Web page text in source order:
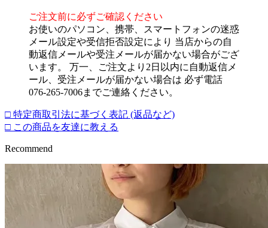
ご注文前に必ずご確認ください
お使いのパソコン、携帯、スマートフォンの迷惑
メール設定や受信拒否設定により 当店からの自
動返信メールや受注メールが届かない場合がござ
います。 万一、ご注文より2日以内に自動返信メ
ール、受注メールが届かない場合は 必ず電話
076-265-7006までご連絡ください。
□ 特定商取引法に基づく表記 (返品など)
□ この商品を友達に教える
Recommend